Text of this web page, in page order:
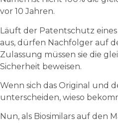
vor 10 Jahren.
Läuft der Patentschutz
aus, dürfen Nachfolger auf
Zulassung müssen sie die
Sicherheit beweisen.
Wenn sich das Original und
unterscheiden, wieso
Nun, als Biosimilars auf den